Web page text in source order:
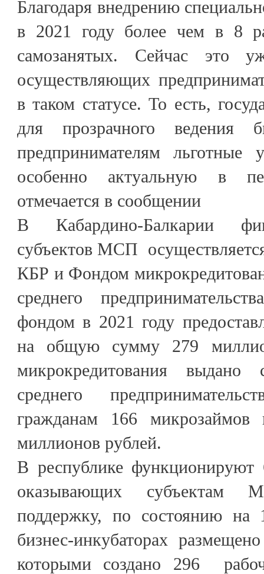
Благодаря внедрению
в 2021 году более чем в 8
самозанятых. Сейчас это
осуществляющих
в таком статусе. То есть,
для прозрачного ведения
предпринимателям льготные
особенно актуальную в
отмечается в сообщении
В Кабардино-Балкарии
субъектов МСП
КБР и Фондом
среднего
фондом в 2021 году
на общую сумму 279
микрокредитования
среднего
гражданам 166
миллионов рублей.
В республике функционируют
оказывающих субъектам
поддержку, по состоянию на
бизнес-инкубаторах
которыми создано 296